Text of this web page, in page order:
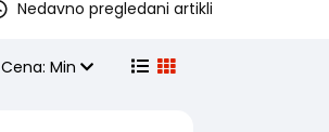
Nedavno pregledani artikli
Cena: Min